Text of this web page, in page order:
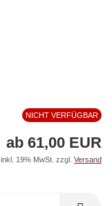
NICHT VERFÜGBAR
ab 61,00 EUR
inkl. 19% MwSt. zzgl. Versand